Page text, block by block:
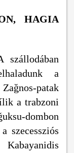
HAGIA
szállodában
a
patak
a trabzoni
dombon
szecessziós